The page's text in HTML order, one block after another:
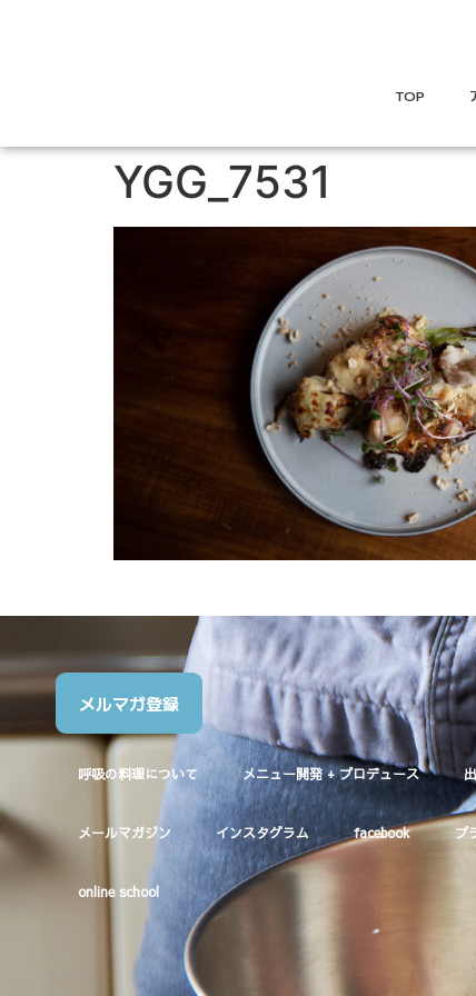
TOP
YGG_7531
メルマガ登録
呼吸の料理について メニュー開発 + プロデュース
メールマガジン インスタグラム facebook プ
online school